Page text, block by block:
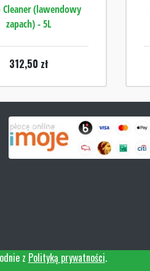
Cleaner (lawendowy
zapach) - 5L
312,50 zł
z Polityką prywatności.